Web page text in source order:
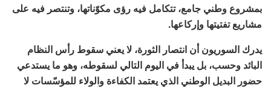
بمشروع وطني جامع، تتكامل فيه رؤى مكوّناتها، وتنتصر فيه على
مشاريع تفتيتها وإركاعها.
يدرك السوريون أن انتصار الثورة، لا يعني سقوط رأس النظام
البائد وحسب، بل يبدأ في اليوم التالي لسقوطه، وهو ما يستدعي
حضور البديل الوطني الذي يعتمد الكفاءة والولاء للمؤسّسات لا